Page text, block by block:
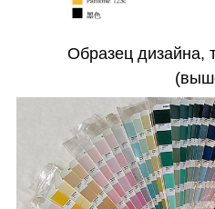
Образец дизайна,